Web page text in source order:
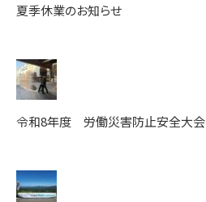
夏季休業のお知らせ
令和8年度 労働災害防止安全大会